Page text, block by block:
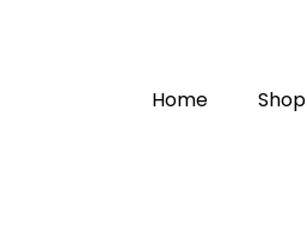
Home Shop